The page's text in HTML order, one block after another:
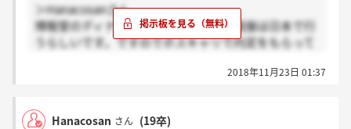
＞Hanacosanさん
博報堂のディナーに呼ばれた人も最終面接は日本で行
うらしいです。ですのでボスキャリで内定をもらって
2018年11月23日 01:37
Hanacosan さん (19卒)